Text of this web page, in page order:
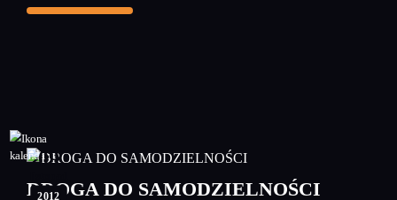
09
2012
DROGA DO SAMODZIELNOŚCI